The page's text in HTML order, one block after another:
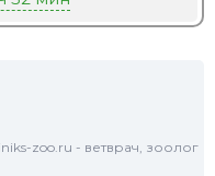
zoo.ru - ветврач, зоолог